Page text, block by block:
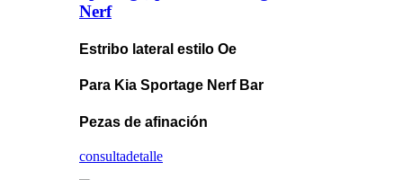
Nerf
Estribo lateral estilo Oe
Para Kia Sportage Nerf Bar
Pezas de afinación
consultadetalle